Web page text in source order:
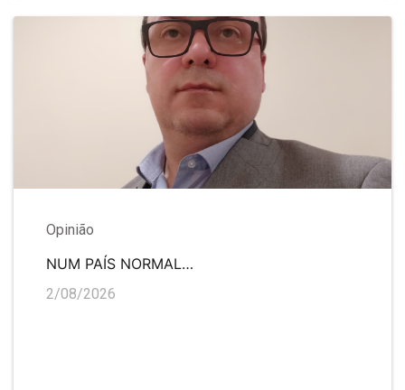
Opinião
NUM PAÍS NORMAL…
2/08/2026